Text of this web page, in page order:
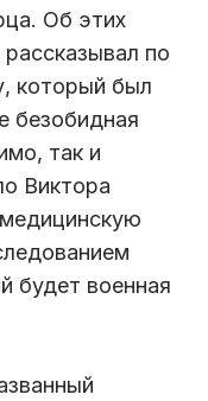
Об этих
по
который был
безобидная
так и
Виктора
будет военная